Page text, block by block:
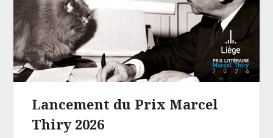
Lancement du Prix Marcel
Thiry 2026